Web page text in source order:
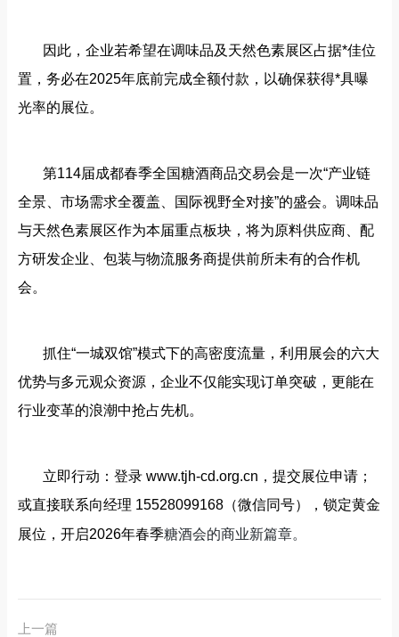
因此，企业若希望在调味品及天然色素展区占据*佳位
置，务必在2025年底前完成全额付款，以确保获得*具曝
光率的展位。
第114届成都春季全国糖酒商品交易会是一次“产业链
全景、市场需求全覆盖、国际视野全对接”的盛会。调味品
与天然色素展区作为本届重点板块，将为原料供应商、配
方研发企业、包装与物流服务商提供前所未有的合作机
会。
抓住“一城双馆”模式下的高密度流量，利用展会的六大
优势与多元观众资源，企业不仅能实现订单突破，更能在
行业变革的浪潮中抢占先机。
立即行动：登录 www.tjh-cd.org.cn，提交展位申请；
或直接联系向经理 15528099168（微信同号），锁定黄金
展位，开启2026年春季糖酒会的商业新篇章。
上一篇